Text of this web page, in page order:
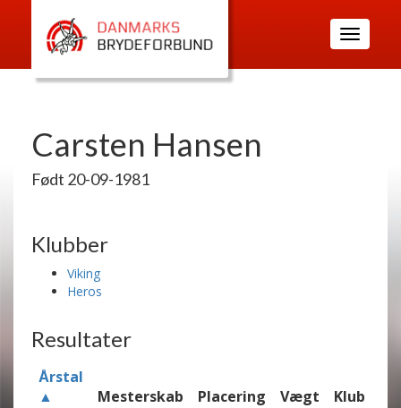
Toggle
navigation
Carsten Hansen
Født 20-09-1981
Klubber
Viking
Heros
Resultater
Årstal
▲
Mesterskab Placering Vægt Klub